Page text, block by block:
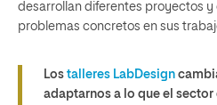
desarrollan diferentes proyectos y
problemas concretos en sus
Los talleres LabDesign
adaptarnos a lo que el